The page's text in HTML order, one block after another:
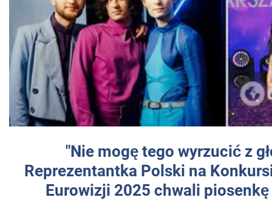
"Nie mogę tego wyrzucić z
Reprezentantka Polski na
Eurowizji 2025 chwali